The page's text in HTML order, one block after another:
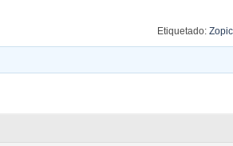
Etiquetado: